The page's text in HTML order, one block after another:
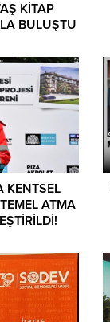
KİTAP
BULUŞTU
KENTSEL
ATMA